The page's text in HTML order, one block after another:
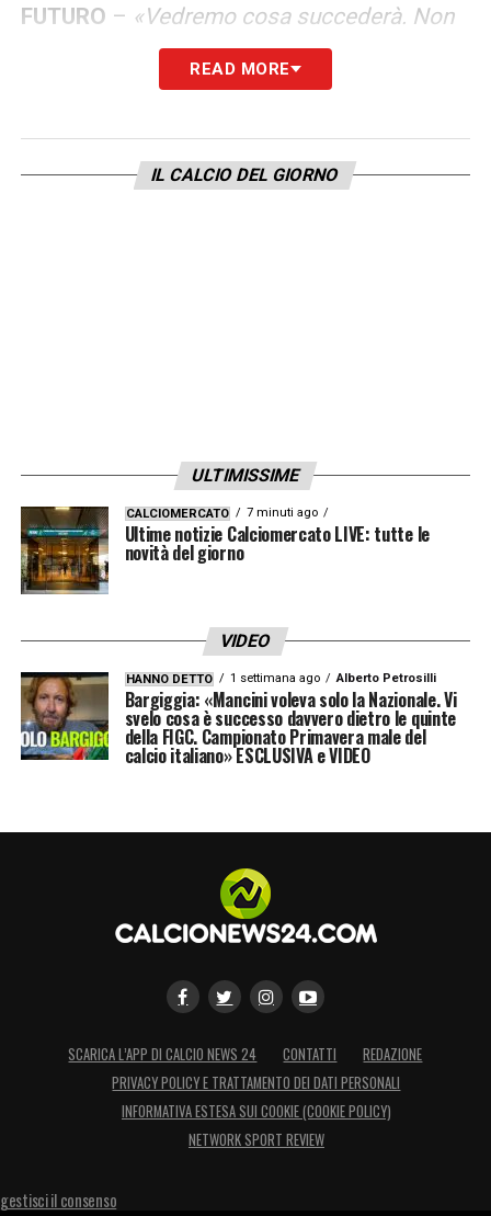
FUTURO – «Vedremo cosa succederà. Non
fare gol da dicembre? Qui non c’è lo stesso
gioco, gli stessi giocatori… per questo non
sono molte notizie, vedremo cosa
READ MORE
IL CALCIO DEL GIORNO
ULTIMISSIME
CALCIOMERCATO 7 minuti ago
Ultime notizie Calciomercato LIVE: tutte le
novità del giorno
VIDEO
HANNO DETTO 1 settimana ago Alberto Petrosilli
Bargiggia: «Mancini voleva solo la Nazionale. Vi
svelo cosa è successo davvero dietro le quinte
della FIGC. Campionato Primavera male del
calcio italiano» ESCLUSIVA e VIDEO
SCARICA L’APP DI CALCIO NEWS 24 CONTATTI
REDAZIONE
PRIVACY POLICY E TRATTAMENTO DEI DATI PERSONALI
INFORMATIVA ESTESA SUI COOKIE (COOKIE POLICY)
NETWORK SPORT REVIEW
gestisci il consenso